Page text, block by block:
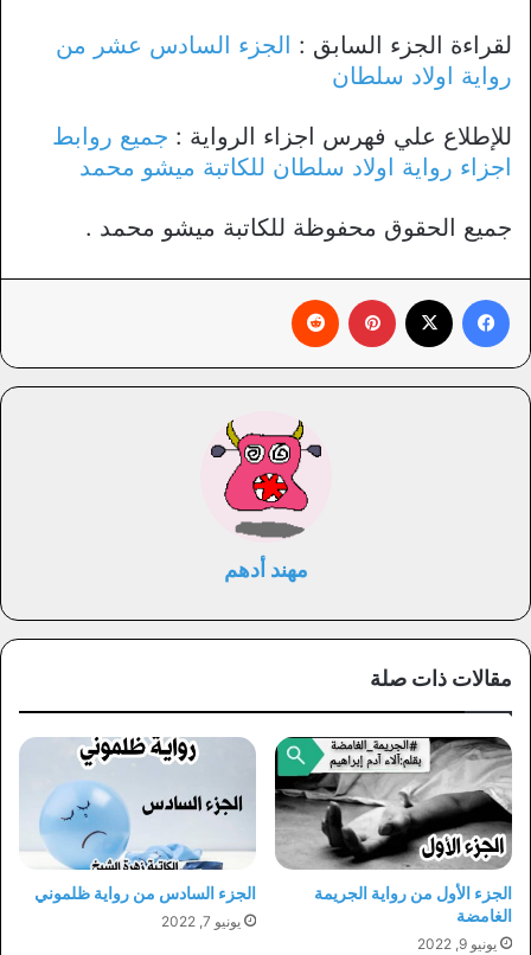
لقراءة الجزء السابق : الجزء السادس عشر من
رواية اولاد سلطان
للإطلاع علي فهرس اجزاء الرواية : جميع روابط
اجزاء رواية اولاد سلطان للكاتبة ميشو محمد
جميع الحقوق محفوظة للكاتبة ميشو محمد .
مهند أدهم
مقالات ذات صلة
الجزء الأول من رواية الجريمة
الغامضة
يونيو 9, 2022
الجزء السادس من رواية ظلموني
يونيو 7, 2022